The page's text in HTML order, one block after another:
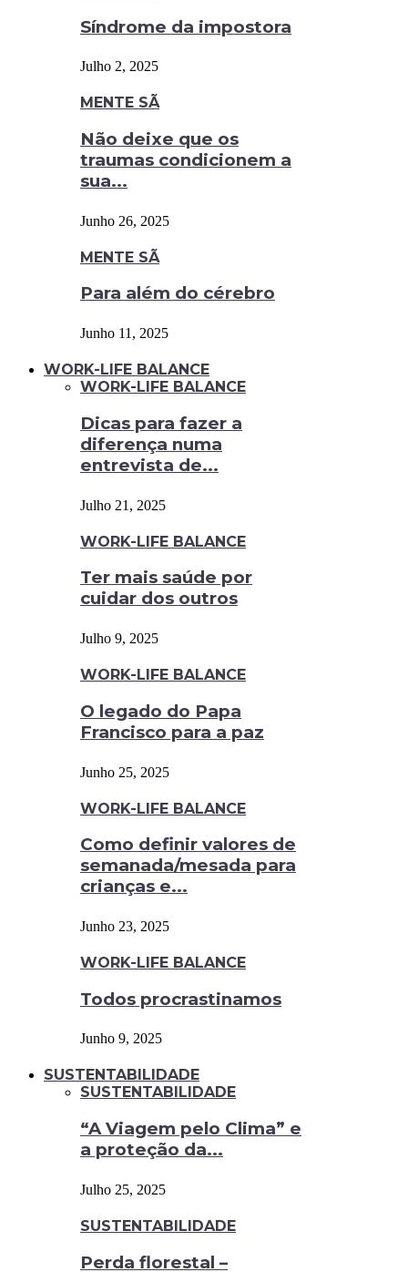
Síndrome da impostora
Julho 2, 2025
MENTE SÃ
Não deixe que os
traumas condicionem a
sua...
Junho 26, 2025
MENTE SÃ
Para além do cérebro
Junho 11, 2025
WORK-LIFE BALANCE
WORK-LIFE BALANCE
Dicas para fazer a
diferença numa
entrevista de...
Julho 21, 2025
WORK-LIFE BALANCE
Ter mais saúde por
cuidar dos outros
Julho 9, 2025
WORK-LIFE BALANCE
O legado do Papa
Francisco para a paz
Junho 25, 2025
WORK-LIFE BALANCE
Como definir valores de
semanada/mesada para
crianças e...
Junho 23, 2025
WORK-LIFE BALANCE
Todos procrastinamos
Junho 9, 2025
SUSTENTABILIDADE
SUSTENTABILIDADE
“A Viagem pelo Clima” e
a proteção da...
Julho 25, 2025
SUSTENTABILIDADE
Perda florestal –